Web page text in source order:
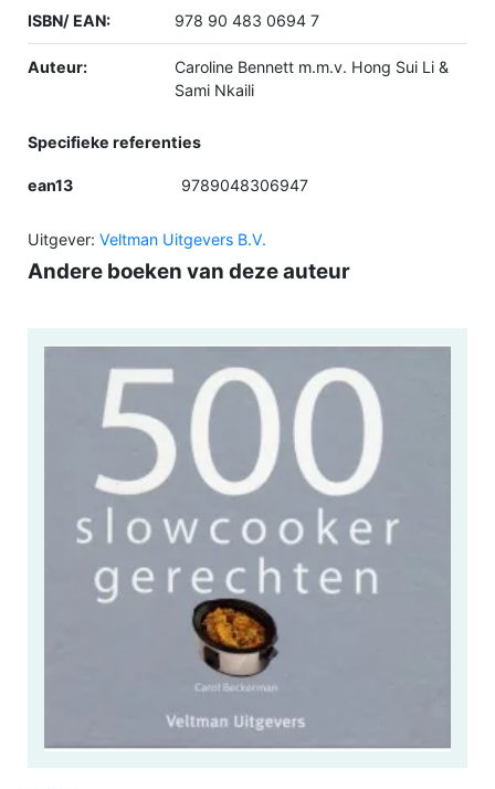
ISBN/ EAN: 978 90 483 0694 7
Auteur:
Caroline Bennett m.m.v. Hong Sui Li &
Sami Nkaili
Specifieke referenties
ean13 9789048306947
Uitgever: Veltman Uitgevers B.V.
Andere boeken van deze auteur